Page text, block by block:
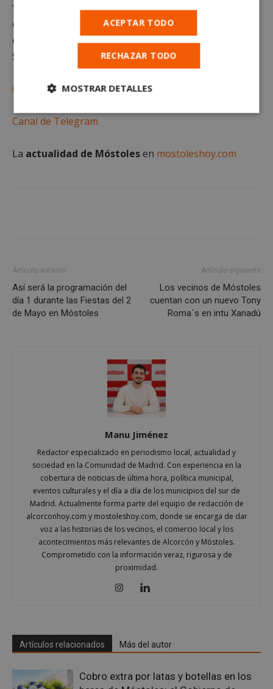
*Queda terminantemente prohibido el uso o
distribución sin previo consentimiento del texto o
de las imágenes que aparecen en este artículo.
Suscríbete gratis al
Canal de WhatsApp
Canal de Telegram
La actualidad de Móstolesen mostoleshoy.com
Artículo anterior
Así será la programación del
día 1 durante las Fiestas del 2
de Mayo en Móstoles
Artículo siguiente
Los vecinos de Móstoles
cuentan con un nuevo Tony
Roma´s en intu Xanadú
Manu Jiménez
Redactor especializado en periodismo local, actualidad y
sociedad en la Comunidad de Madrid. Con experiencia en la
cobertura de noticias de última hora, política municipal,
eventos culturales y el día a día de los municipios del sur de
Madrid. Actualmente forma parte del equipo de redacción de
alcorconhoy.com y mostoleshoy.com, donde se encarga de dar
voz a las historias de los vecinos, el comercio local y los
acontecimientos más relevantes de Alcorcón y Móstoles.
Comprometido con la información veraz, rigurosa y de
proximidad.
Artículos relacionados Más del autor
Cobro extra por latas y botellas en los
ACEPTAR TODO
RECHAZAR TODO
MOSTRAR DETALLES
Cookies
estrictamente
Cookies de
Cookies de preferencias
Cookies de funcionalidad
Cookies no clasificadas
Las cookies estrictamente necesarias permiten la
inicio de sesión de usuario y la gestión de cuentas.
las cookies estrictamente necesarias.
Nombre
Proveedor
Dominio
__cf_bm
Cloudflare Inc.
.x.com
29 minutos
56